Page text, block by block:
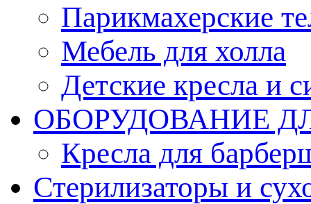
Парикмахерские
Мебель для холла
Детские кресла и
ОБОРУДОВАНИЕ
Кресла для
Стерилизаторы и